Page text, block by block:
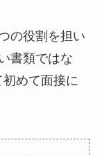
の役割を担い
書類ではな
めて面接に